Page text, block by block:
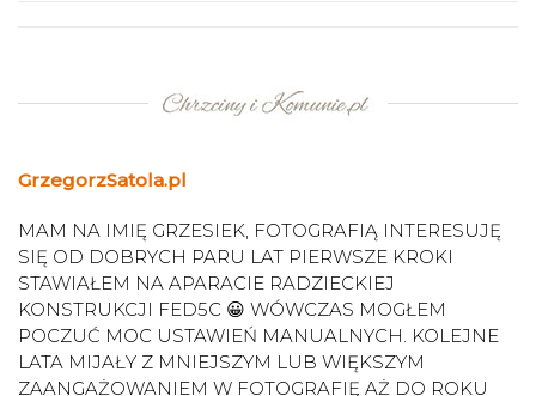
GrzegorzSatola.pl
MAM NA IMIĘ GRZESIEK, FOTOGRAFIĄ INTERESUJĘ
SIĘ OD DOBRYCH PARU LAT PIERWSZE KROKI
STAWIAŁEM NA APARACIE RADZIECKIEJ
KONSTRUKCJI FED5C 😀 WÓWCZAS MOGŁEM
POCZUĆ MOC USTAWIEŃ MANUALNYCH. KOLEJNE
LATA MIJAŁY Z MNIEJSZYM LUB WIĘKSZYM
ZAANGAŻOWANIEM W FOTOGRAFIĘ AŻ DO ROKU